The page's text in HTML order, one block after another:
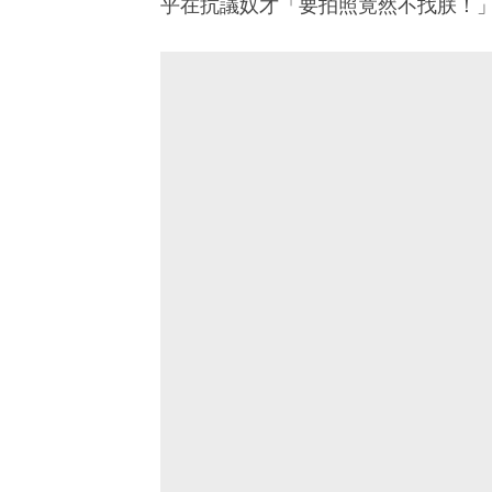
乎在抗議奴才「要拍照竟然不找朕！